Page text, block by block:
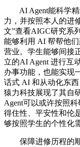
AI Agent能科学精
力，并按照本人的进
文”查看AIGC研究系
能够利用 AI 帮帮他
营业。学生能够间接
立的AI Agent 进行互
办事功能，也能实现
话式 AI 和从动化东
猿力科技展现了其自
Agent可以或许按照
得住性、平安性和伦
够按照学生的个性化
保障进修历程的顺